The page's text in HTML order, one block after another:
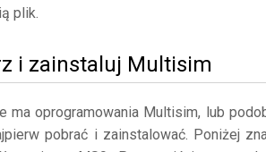
plik.
i zainstaluj Multisim
ma oprogramowania Multisim, lub
pobrać i zainstalować. Poniżej